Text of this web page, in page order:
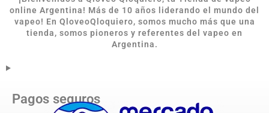
online Argentina! Más de 10 años liderando el mundo del
vapeo! En QloveoQloquiero, somos mucho más que una
tienda, somos pioneros y referentes del vapeo en
Argentina.
Pagos seguros